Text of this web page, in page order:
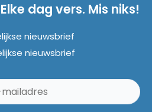
dag vers. Mis niks!
nieuwsbrief
nieuwsbrief